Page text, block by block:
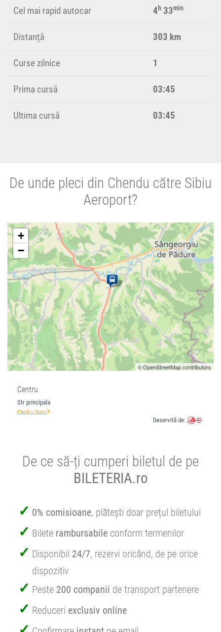
Cel mai rapid autocar 4h 33min
Distanță 303 km
Curse zilnice 1
Prima cursă 03:45
Ultima cursă 03:45
De unde pleci din Chendu către Sibiu
Aeroport?
+
−
© OpenStreetMap contributors
Centru
Str principala
Plecări / Sosiri
Deservită de:
De ce să-ți cumperi biletul de pe
BILETERIA.ro
0% comisioane, plătești doar prețul biletului
Bilete rambursabile conform termenilor
Disponibil 24/7, rezervi oricând, de pe orice
dispozitiv
Peste 200 companii de transport partenere
Reduceri exclusiv online